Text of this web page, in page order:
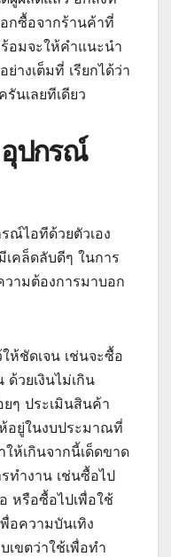
กซื้อจากร้านค้าที่
อมจะให้คำแนะนำ
างเต็มที่ เรียกได้ว่า
นเลยทีเดียว
อุปกรณ์
ณ์ไอทีด้วยตัวเอง
คล็ดลับดีๆ ในการ
ามต้องการมาบอก
ห้ชัดเจน เช่นจะซื้อ
วยเงินไม่เกิน
ๆ ประเมินสินค้า
อยู่ในงบประมาณที่
ให้เกินจากนี้เด็ดขาด
ทำงาน เช่นซื้อไป
หรือซื้อไปเพื่อใช้
อความบันเทิง
ขตว่าใช้เพื่อทำ